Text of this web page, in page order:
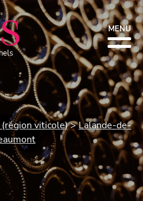
MENU
viticole)
Lalande-de-